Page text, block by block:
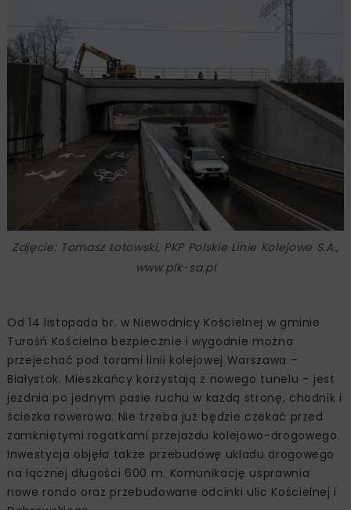
Zdjęcie: Tomasz Łotowski, PKP Polskie Linie Kolejowe S.A.,
www.plk-sa.pl
Od 14 listopada br. w Niewodnicy Kościelnej w gminie
Turośń Kościelna bezpiecznie i wygodnie można
przejechać pod torami linii kolejowej Warszawa –
Białystok. Mieszkańcy korzystają z nowego tunelu – jest
jezdnia po jednym pasie ruchu w każdą stronę, chodnik i
ścieżka rowerowa. Nie trzeba już będzie czekać przed
zamkniętymi rogatkami przejazdu kolejowo-drogowego.
Inwestycja objęła także przebudowę układu drogowego
na łącznej długości 600 m. Komunikację usprawnia
nowe rondo oraz przebudowane odcinki ulic Kościelnej i